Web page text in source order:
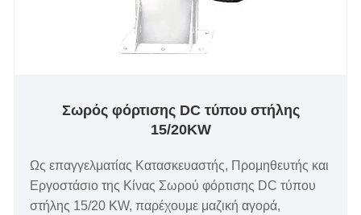
Σωρός φόρτισης DC τύπου στήλης
15/20KW
Ως επαγγελματίας Κατασκευαστής, Προμηθευτής και
Εργοστάσιο της Κίνας Σωρού φόρτισης DC τύπου
στήλης 15/20 KW, παρέχουμε μαζική αγορά,